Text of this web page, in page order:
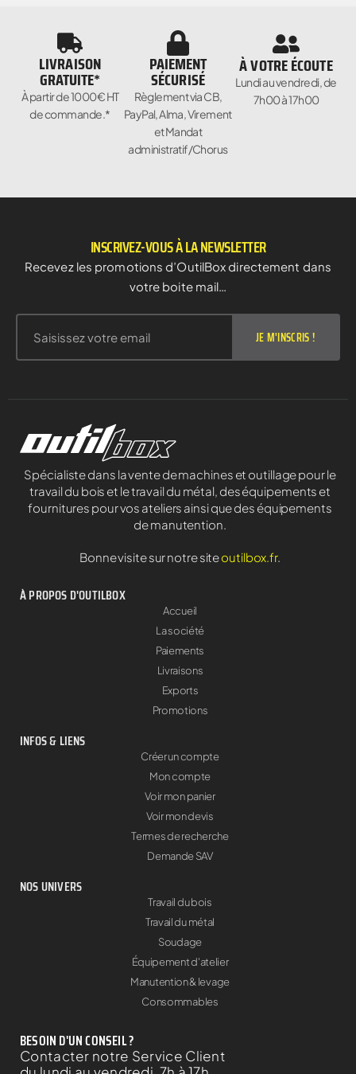
LIVRAISON
GRATUITE*
À partir de 1000€ HT
de commande.*
PAIEMENT
SÉCURISÉ
Règlement via CB,
PayPal, Alma, Virement
et Mandat
administratif/Chorus
À VOTRE ÉCOUTE
Lundi au vendredi, de
7h00 à 17h00
INSCRIVEZ-VOUS À LA NEWSLETTER
Recevez les promotions d’OutilBox directement dans
votre boite mail…
JE M'INSCRIS !
Spécialiste dans la vente de machines et outillage pour le
travail du bois et le travail du métal, des équipements et
fournitures pour vos ateliers ainsi que des équipements
de manutention.
Bonne visite sur notre siteoutilbox.fr.
À PROPOS D'OUTILBOX
Accueil
La société
Paiements
Livraisons
Exports
Promotions
INFOS & LIENS
Créer un compte
Mon compte
Voir mon panier
Voir mon devis
Termes de recherche
Demande SAV
NOS UNIVERS
Travail du bois
Travail du métal
Soudage
Équipement d'atelier
Manutention & levage
Consommables
BESOIN D'UN CONSEIL ?
Contacter notre Service Client